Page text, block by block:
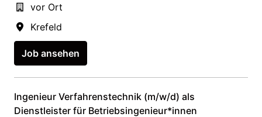
vor Ort
Krefeld
Job ansehen
Ingenieur Verfahrenstechnik (m/w/d) als
Dienstleister für Betriebsingenieur*innen